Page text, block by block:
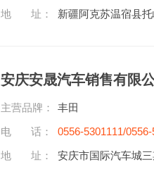
地 址：
新疆阿克苏温宿县
安庆安晟汽车销售有限
主营品牌：
丰田
电 话：
0556-5301111/
地 址：
安庆市国际汽车城